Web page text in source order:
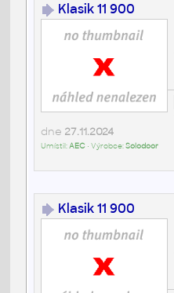
Klasik 11 900
dne 27.11.2024
Umístil:AEC• Výrobce:Solodoor
Klasik 11 900